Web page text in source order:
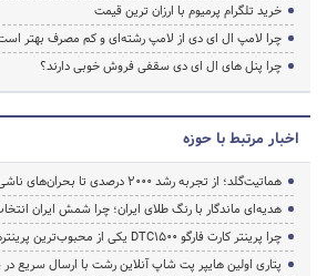
خرید تلگرام پرمیوم با ارزان ترین قیمت
چرا لامپ ال ای دی از لامپ رشته‌ای و کم مصرف بهتر
چرا پنل های ال ای دی سقفی فروش خوبی دارند؟
اخبار مرتبط با حوزه
هماتیت‌گلد؛ از تجربه رشد ۲۰۰۰ درصدی تا بحران‌های ناشی از جنگ
هدیه‌ای ماندگار با رنگ طلای ایران؛ چرا شمش ایران
چرا پرینتر کارت فارگو DTC1500 یکی از محبوب‌ترین پرینترهای کارت دنیا است؟
پتاری اولین هایپر پت شاپ آنلاین رشت با ارسال سریع